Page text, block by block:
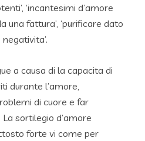
‘incantesimi d’amore
una fattura’, ‘purificare dato
a causa di la capacita di
durante l’amore,
di cuore e far
sortilegio d’amore
forte vi come per